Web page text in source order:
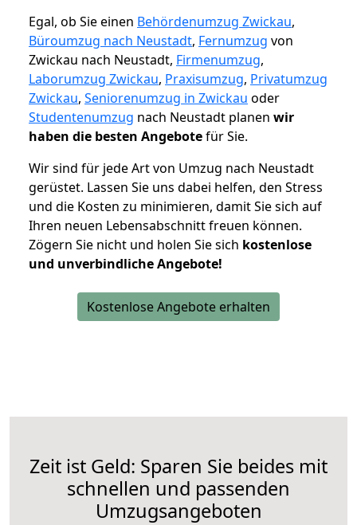
Egal, ob Sie einen Behördenumzug Zwickau,
Büroumzug nach Neustadt, Fernumzug von
Zwickau nach Neustadt, Firmenumzug,
Laborumzug Zwickau, Praxisumzug, Privatumzug
Zwickau, Seniorenumzug in Zwickau oder
Studentenumzug nach Neustadt planen wir
haben die besten Angebotefür Sie.
Wir sind für jede Art von Umzug nach Neustadt
gerüstet. Lassen Sie uns dabei helfen, den Stress
und die Kosten zu minimieren, damit Sie sich auf
Ihren neuen Lebensabschnitt freuen können.
Zögern Sie nicht und holen Sie sich kostenlose
und unverbindliche Angebote!
Kostenlose Angebote erhalten
Zeit ist Geld: Sparen Sie beides mit
schnellen und passenden
Umzugsangeboten